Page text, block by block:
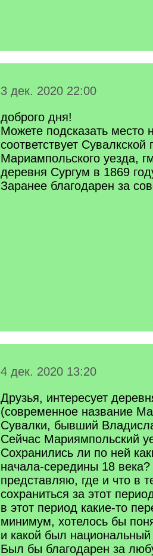
3 дек. 2020 22:00
доброго дня!
Можете подсказать место
соответствует Сувалкской
Мариампольского уезда,
деревня Сургум в 1869
Заранее благодарен за
4 дек. 2020 13:20
Друзья, интересует
(современное название
Сувалки, бывший
Сейчас Мариямпольский
Сохранились ли по ней
начала-середины 18
представляю, где и что в
сохраниться за этот
в этот период какие-то
минимум, хотелось бы
и какой был
Был бы благодарен за